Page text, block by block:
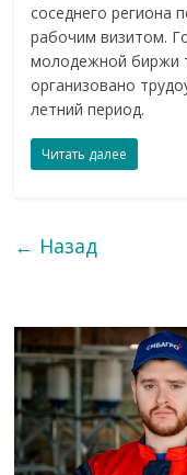
соседнего региона
рабочим визитом.
молодежной биржи
организовано
летний период.
Читать далее
← Назад